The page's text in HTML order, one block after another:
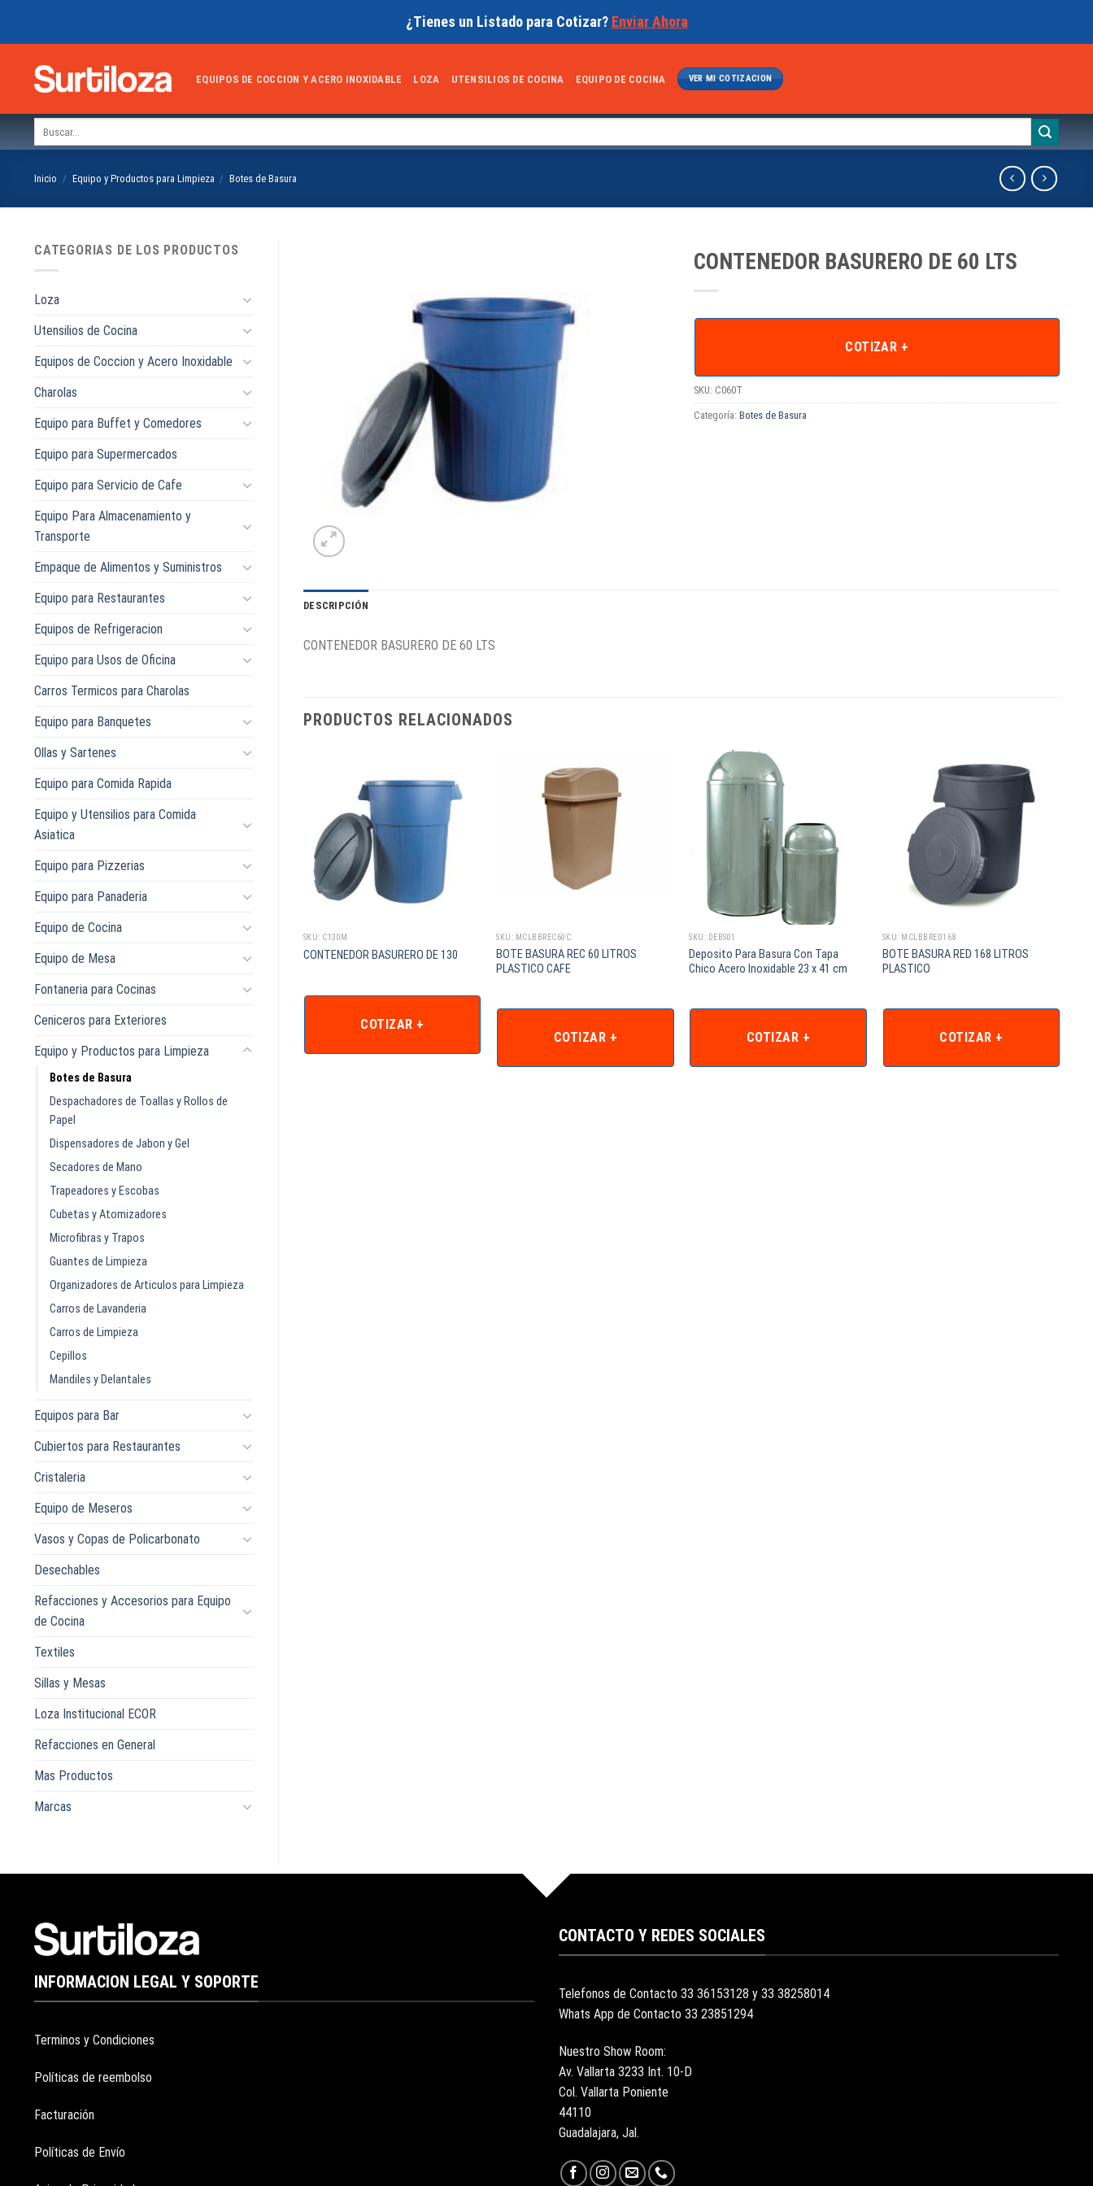
¿Tienes un Listado para Cotizar? Enviar Ahora
EQUIPOS DE COCCION Y ACERO INOXIDABLE LOZA UTENSILIOS DE COCINA EQUIPO DE COCINA VER MI COTIZACION
Inicio / Equipo y Productos para Limpieza / Botes de Basura
CATEGORIAS DE LOS PRODUCTOS
Loza
Utensilios de Cocina
Equipos de Coccion y Acero Inoxidable
Charolas
Equipo para Buffet y Comedores
Equipo para Supermercados
Equipo para Servicio de Cafe
Equipo Para Almacenamiento y
Transporte
Empaque de Alimentos y Suministros
Equipo para Restaurantes
Equipos de Refrigeracion
Equipo para Usos de Oficina
Carros Termicos para Charolas
Equipo para Banquetes
Ollas y Sartenes
Equipo para Comida Rapida
Equipo y Utensilios para Comida
Asiatica
Equipo para Pizzerias
Equipo para Panaderia
Equipo de Cocina
Equipo de Mesa
Fontaneria para Cocinas
Ceniceros para Exteriores
Equipo y Productos para Limpieza
Botes de Basura
Despachadores de Toallas y Rollos de
Papel
Dispensadores de Jabon y Gel
Secadores de Mano
Trapeadores y Escobas
Cubetas y Atomizadores
Microfibras y Trapos
Guantes de Limpieza
Organizadores de Articulos para Limpieza
Carros de Lavanderia
Carros de Limpieza
Cepillos
Mandiles y Delantales
Equipos para Bar
Cubiertos para Restaurantes
Cristaleria
Equipo de Meseros
Vasos y Copas de Policarbonato
Desechables
Refacciones y Accesorios para Equipo
de Cocina
Textiles
Sillas y Mesas
Loza Institucional ECOR
Refacciones en General
Mas Productos
Marcas
CONTENEDOR BASURERO DE 60 LTS
COTIZAR +
SKU: C060T
Categoría: Botes de Basura
DESCRIPCIÓN
CONTENEDOR BASURERO DE 60 LTS
PRODUCTOS RELACIONADOS
SKU: C130M
CONTENEDOR BASURERO DE 130
COTIZAR +
SKU: MCLBBREC60C
BOTE BASURA REC 60 LITROS
PLASTICO CAFE
COTIZAR +
SKU: DEBS01
Deposito Para Basura Con Tapa
Chico Acero Inoxidable 23 x 41 cm
COTIZAR +
SKU: MCLBBRED168
BOTE BASURA RED 168 LITROS
PLASTICO
COTIZAR +
DE 130
Contenedor Marca TOFF 120 Litros
INFORMACION LEGAL Y SOPORTE
Terminos y Condiciones
Políticas de reembolso
Facturación
Políticas de Envío
CONTACTO Y REDES SOCIALES
Telefonos de Contacto 33 36153128 y 33 38258014
Whats App de Contacto 33 23851294
Nuestro Show Room:
Av. Vallarta 3233 Int. 10-D
Col. Vallarta Poniente
44110
Guadalajara, Jal.